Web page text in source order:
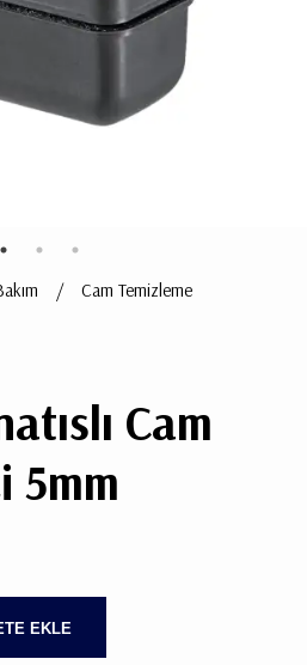
/ Cam Temizleme
Cam
5mm
EKLE